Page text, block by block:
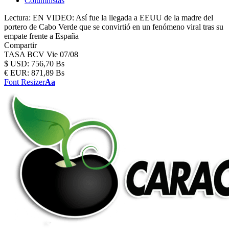
Lectura: EN VIDEO: Así fue la llegada a EEUU de la madre del
portero de Cabo Verde que se convirtió en un fenómeno viral tras su
empate frente a España
Compartir
TASA BCV Vie 07/08
$ USD: 756,70 Bs
€ EUR: 871,89 Bs
Font ResizerAa